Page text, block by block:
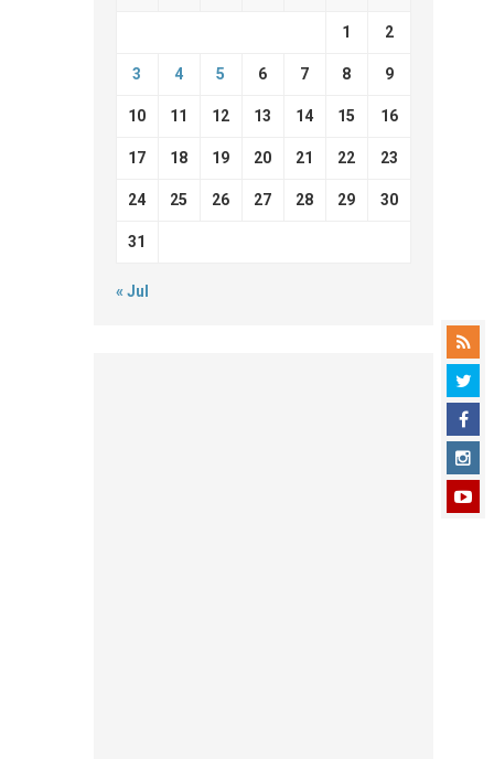
1 2
3 4 5 6 7 8 9
10 11 12 13 14 15 16
17 18 19 20 21 22 23
24 25 26 27 28 29 30
31
« Jul